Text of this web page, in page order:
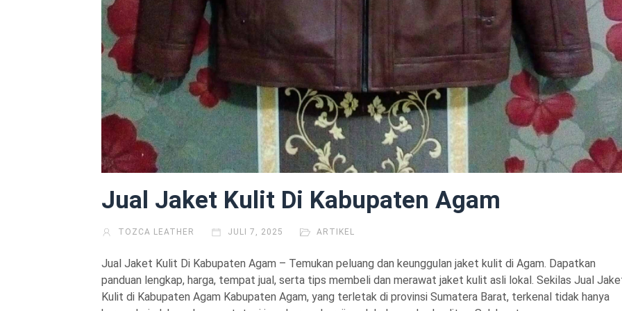
Jual Jaket Kulit Di Kabupaten Agam
TOZCA LEATHER JULI 7, 2025 ARTIKEL
Jual Jaket Kulit Di Kabupaten Agam – Temukan peluang dan keunggulan jaket kulit di Agam. Dapatkan
panduan lengkap, harga, tempat jual, serta tips membeli dan merawat jaket kulit asli lokal. Sekilas Jual
Kulit di Kabupaten Agam Kabupaten Agam, yang terletak di provinsi Sumatera Barat, terkenal tidak hanya